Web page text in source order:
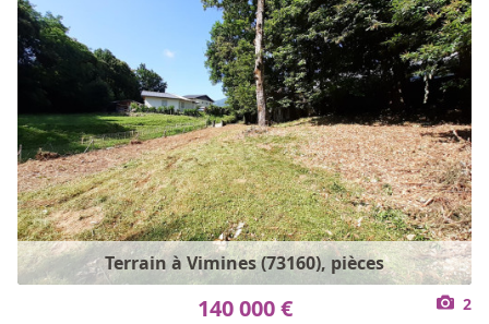
Terrain à Vimines (73160), pièces
140 000 € 2